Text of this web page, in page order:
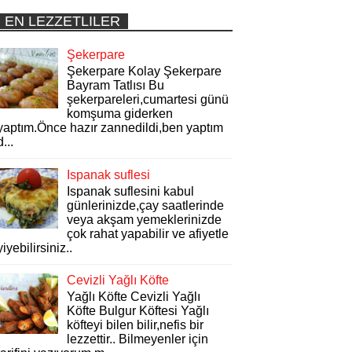
EN LEZZETLILER
Şekerpare
Şekerpare Kolay Şekerpare
Bayram Tatlısı Bu
şekerpareleri,cumartesi günü
komşuma giderken
hazır zannedildi,ben yaptım
Ispanak suflesi
Ispanak suflesini kabul
günlerinizde,çay saatlerinde
veya akşam yemeklerinizde
çok rahat yapabilir ve afiyetle
Cevizli Yağlı Köfte
Yağlı Köfte Cevizli Yağlı
Köfte Bulgur Köftesi Yağlı
köfteyi bilen bilir,nefis bir
lezzettir.. Bilmeyenler için